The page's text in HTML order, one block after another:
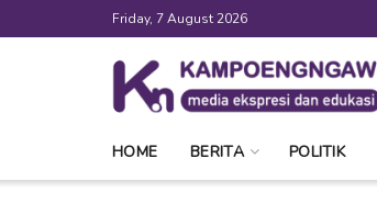
Friday, 7 August 2026
HOME BERITA POLITIK